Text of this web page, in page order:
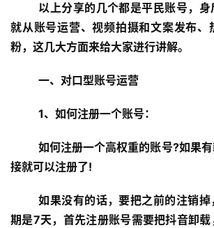
以上分享的几个都是平民账号，
就从账号运营、视频拍摄和文案发布、
粉，这几大方面来给大家进行讲解。
一、对口型账号运营
1、如何注册一个账号：
如何注册一个高权重的账号?如果
接就可以注册了!
如果没有的话，要把之前的注销掉
期是7天，首先注册账号需要把抖音卸载